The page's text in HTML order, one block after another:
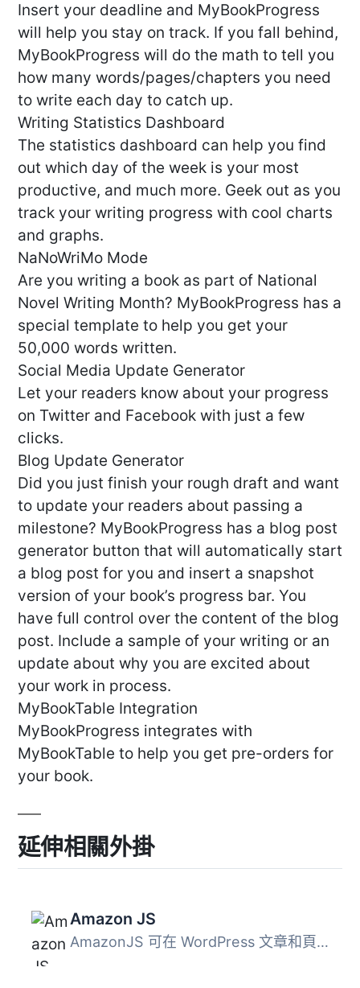
Insert your deadline and MyBookProgress
will help you stay on track. If you fall behind,
MyBookProgress will do the math to tell you
how many words/pages/chapters you need
to write each day to catch up.
Writing Statistics Dashboard
The statistics dashboard can help you find
out which day of the week is your most
productive, and much more. Geek out as you
track your writing progress with cool charts
and graphs.
NaNoWriMo Mode
Are you writing a book as part of National
Novel Writing Month? MyBookProgress has a
special template to help you get your
50,000 words written.
Social Media Update Generator
Let your readers know about your progress
on Twitter and Facebook with just a few
clicks.
Blog Update Generator
Did you just finish your rough draft and want
to update your readers about passing a
milestone? MyBookProgress has a blog post
generator button that will automatically start
a blog post for you and insert a snapshot
version of your book’s progress bar. You
have full control over the content of the blog
post. Include a sample of your writing or an
update about why you are excited about
your work in process.
MyBookTable Integration
MyBookProgress integrates with
MyBookTable to help you get pre-orders for
your book.
延伸相關外掛
Amazon JS
AmazonJS 可在 WordPress 文章和頁面中顯示 Amazon 產品。Ama...